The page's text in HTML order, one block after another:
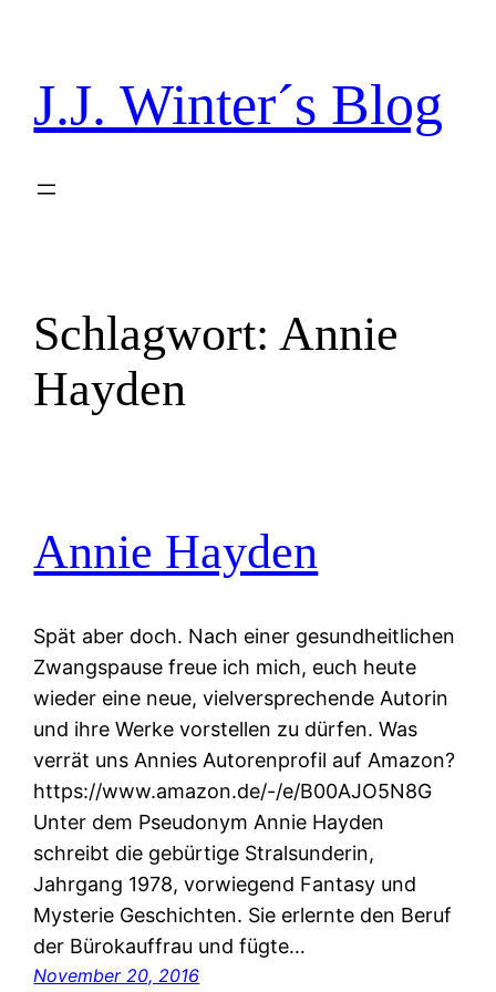
Inhalt
wechseln
J.J. Winter´s Blog
Schlagwort:Annie
Hayden
Annie Hayden
Spät aber doch. Nach einer gesundheitlichen
Zwangspause freue ich mich, euch heute
wieder eine neue, vielversprechende Autorin
und ihre Werke vorstellen zu dürfen. Was
verrät uns Annies Autorenprofil auf Amazon?
https://www.amazon.de/-/e/B00AJO5N8G
Unter dem Pseudonym Annie Hayden
schreibt die gebürtige Stralsunderin,
Jahrgang 1978, vorwiegend Fantasy und
Mysterie Geschichten. Sie erlernte den Beruf
der Bürokauffrau und fügte…
November 20, 2016